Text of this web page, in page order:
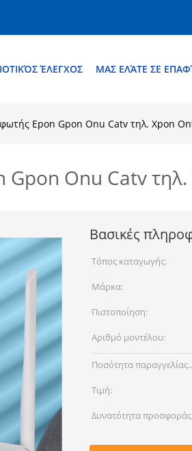
ΈΛΕΓΧΟΣ ΜΑΣ ΕΛΆΤΕ ΣΕ
Epon Gpon Onu Catv τηλ. Xpon
Onu Catv
Βασικές
Τόπος καταγωγής:
Μάρκα:
Πιστοποίηση:
Αριθμό μοντέλου:
Ποσότητα παραγγελίας
min:
Τιμή:
Δυνατότητα